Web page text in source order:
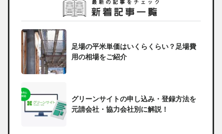
足場の平米単価はいくらくらい？足場費
用の相場をご紹介
グリーンサイトの申し込み・登録方法を
元請会社・協力会社別に解説！